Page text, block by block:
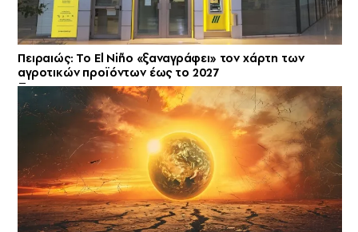
Πειραιώς: Το El Niño «ξαναγράφει» τον χάρτη των
αγροτικών προϊόντων έως το 2027